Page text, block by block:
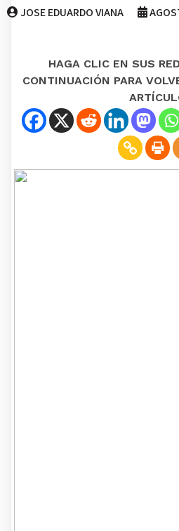
JOSE EDUARDO VIANA
HAGA CLIC EN SUS
CONTINUACIÓN PARA